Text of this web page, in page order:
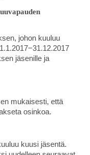
johon kuuluu
jäsenille ja
mukaisesti, että
osinkoa.
kuusi jäsentä.